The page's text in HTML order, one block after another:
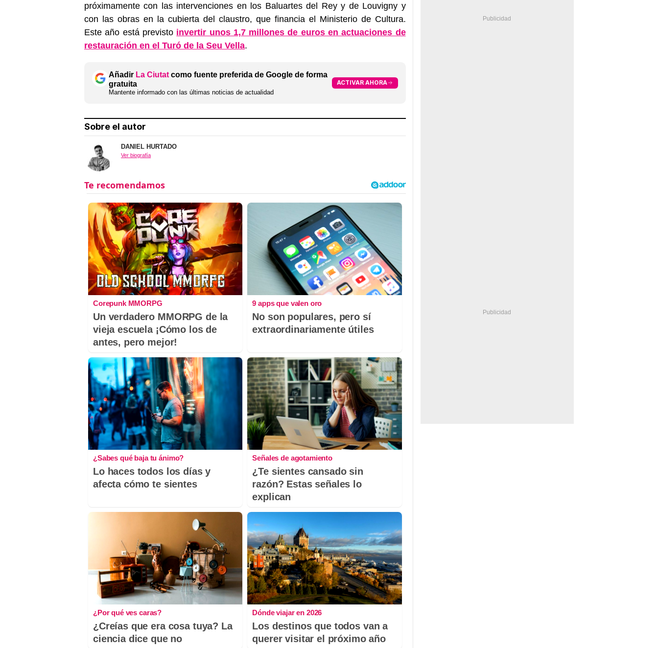
próximamente con las intervenciones en los Baluartes del Rey y de Louvigny y
con las obras en la cubierta del claustro, que financia el Ministerio de Cultura.
Este año está previsto invertir unos 1,7 millones de euros en actuaciones de
restauración en el Turó de la Seu Vella.
Añadir La Ciutat como fuente preferida de Google de forma
gratuita
Mantente informado con las últimas noticias de actualidad
ACTIVAR AHORA
Sobre el autor
DANIEL HURTADO
Ver biografía
Corepunk MMORPG
Un verdadero MMORPG de la
vieja escuela ¡Cómo los de
antes, pero mejor!
9 apps que valen oro
No son populares, pero sí
extraordinariamente útiles
¿Sabes qué baja tu ánimo?
Lo haces todos los días y
afecta cómo te sientes
Señales de agotamiento
¿Te sientes cansado sin
razón? Estas señales lo
explican
¿Por qué ves caras?
¿Creías que era cosa tuya? La
ciencia dice que no
Dónde viajar en 2026
Los destinos que todos van a
querer visitar el próximo año